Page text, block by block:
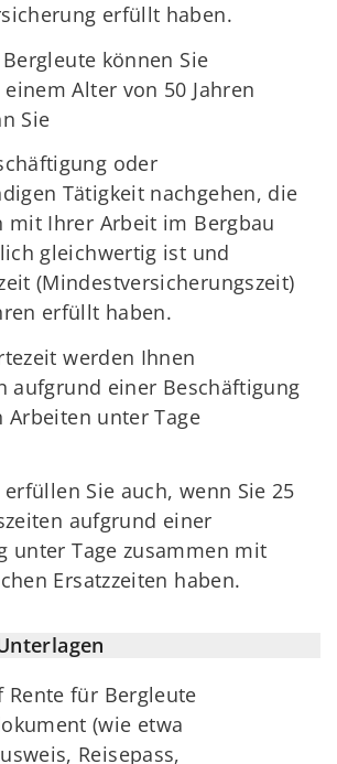
erfüllt haben.
können Sie
Alter von 50 Jahren
Sie
oder
Tätigkeit nachgehen, die
mit Ihrer Arbeit im Bergbau
gleichwertig ist und
(Mindestversicherungszeit)
erfüllt haben.
werden Ihnen
aufgrund einer Beschäftigung
Arbeiten unter Tage
Sie auch, wenn Sie 25
aufgrund einer
unter Tage zusammen mit
Ersatzzeiten haben.
Rente für Bergleute
(wie etwa
Reisepass,